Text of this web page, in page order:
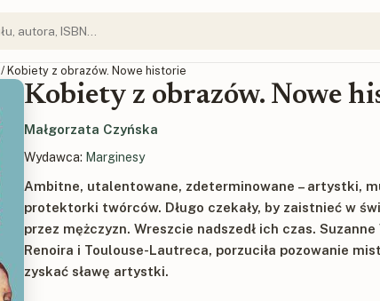
/ Kobiety z obrazów. Nowe historie
Kobiety z obrazów. Nowe
Małgorzata Czyńska
Wydawca: Marginesy
Ambitne, utalentowane, zdeterminowane – artystki,
protektorki twórców. Długo czekały, by zaistnieć w
przez mężczyzn. Wreszcie nadszedł ich czas.
Renoira i Toulouse-Lautreca, porzuciła pozowanie
zyskać sławę artystki.